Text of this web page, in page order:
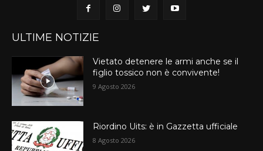
ULTIME NOTIZIE
Vietato detenere le armi anche se il
figlio tossico non è convivente!
9 Agosto 2026
Riordino Uits: è in Gazzetta ufficiale
8 Agosto 2026